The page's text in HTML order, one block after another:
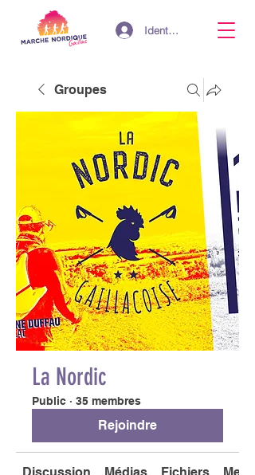
Identifiant
Groupes
La Nordic
Public · 35 membres
Rejoindre